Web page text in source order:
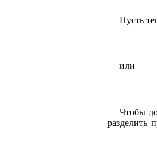
Пусть
или
Чтобы
разделить